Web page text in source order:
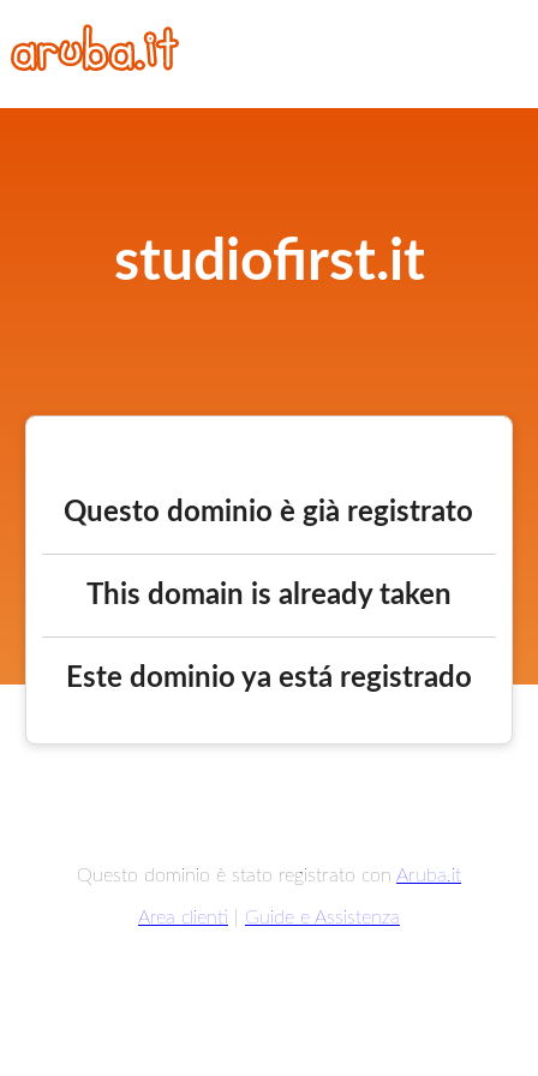
studiofirst.it
Questo dominio è già registrato
This domain is already taken
Este dominio ya está registrado
Questo dominio è stato registrato con Aruba.it
Area clienti Guide e Assistenza